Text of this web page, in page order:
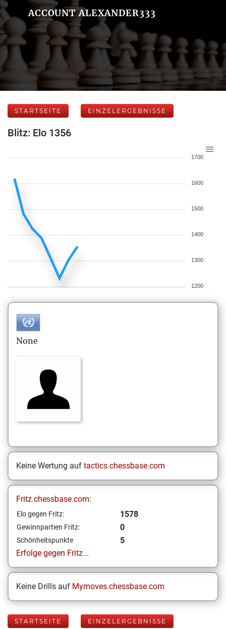
ACCOUNT ALEXANDER333
STARTSEITE EINZELERGEBNISSE
Blitz: Elo 1356
1700
1600
1500
1400
1300
1200
None
Keine Wertung auf tactics.chessbase.com
Fritz.chessbase.com:
Elo gegen Fritz: 1578
Gewinnpartien Fritz: 0
Schönheitspunkte
5
Erfolge gegen Fritz...
Keine Drills auf Mymoves.chessbase.com
STARTSEITE EINZELERGEBNISSE